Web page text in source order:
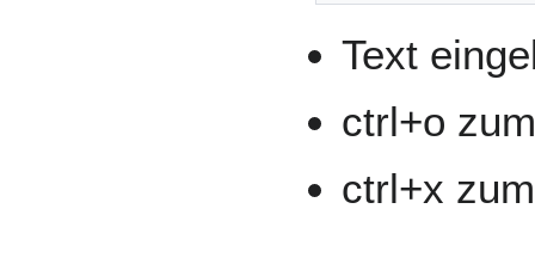
Text
ctrl+o
ctrl+x